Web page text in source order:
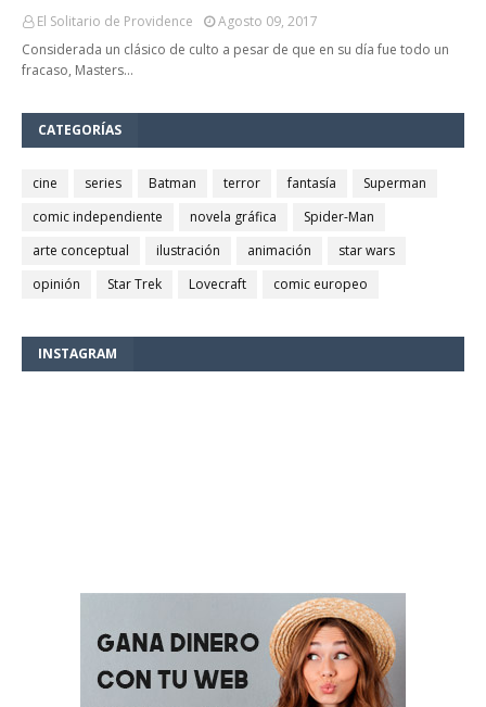
El Solitario de Providence
Agosto 09, 2017
Considerada un clásico de culto a pesar de que en su día fue todo un
fracaso, Masters…
CATEGORÍAS
cine series Batman terror fantasía
Superman
comic independiente
novela gráfica
Spider-Man
arte conceptual
ilustración animación
star wars
opinión
Star Trek Lovecraft comic europeo
INSTAGRAM